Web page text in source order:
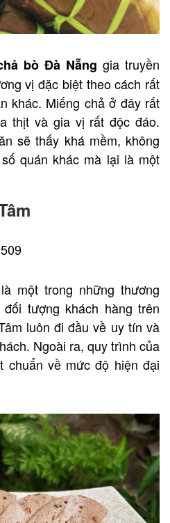
bò Đà Nẵng gia truyền
vị đặc biệt theo cách rất
khác. Miếng chả ở đây rất
thịt và gia vị rất độc đáo.
sẽ thấy khá mềm, không
quán khác mà lại là một
một trong những thương
tượng khách hàng trên
luôn đi đầu về uy tín và
Ngoài ra, quy trình của
chuẩn về mức độ hiện đại